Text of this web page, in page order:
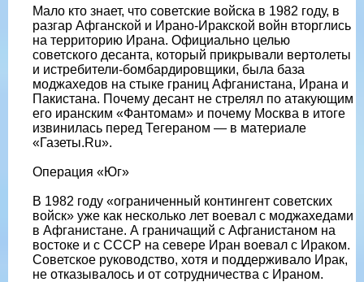
Мало кто знает, что советские войска в 1982 году, в
разгар Афганской и Ирано-Иракской войн вторглись
на территорию Ирана. Официально целью
советского десанта, который прикрывали вертолеты
и истребители-бомбардировщики, была база
моджахедов на стыке границ Афганистана, Ирана и
Пакистана. Почему десант не стрелял по атакующим
его иранским «Фантомам» и почему Москва в итоге
извинилась перед Тегераном — в материале
«Газеты.Ru».
Операция «Юг»
В 1982 году «ограниченный контингент советских
войск» уже как несколько лет воевал с моджахедами
в Афганистане. А граничащий с Афганистаном на
востоке и с СССР на севере Иран воевал с Ираком.
Советское руководство, хотя и поддерживало Ирак,
не отказывалось и от сотрудничества с Ираном.